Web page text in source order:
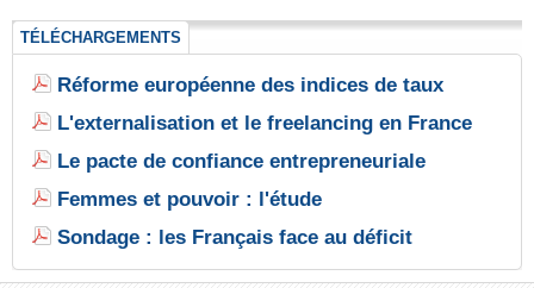
TÉLÉCHARGEMENTS
Réforme européenne des indices de taux
L'externalisation et le freelancing en France
Le pacte de confiance entrepreneuriale
Femmes et pouvoir : l'étude
Sondage : les Français face au déficit